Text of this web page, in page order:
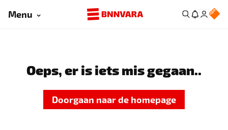
Menu
Oeps, er is iets mis gegaan..
Doorgaan naar de homepage